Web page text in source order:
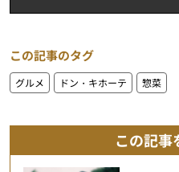
この記事のタグ
グルメ ドン・キホーテ 惣菜
この記事